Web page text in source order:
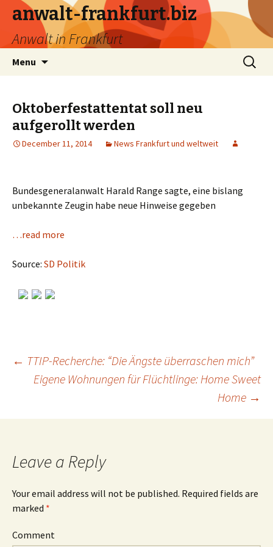
anwalt-frankfurt.biz
Anwalt in Frankfurt
Menu
Search
for:
Oktoberfestattentat soll neu
aufgerollt werden
December 11, 2014 News Frankfurt und weltweit
Bundesgeneralanwalt Harald Range sagte, eine bislang
unbekannte Zeugin habe neue Hinweise gegeben
…read more
Source: SD Politik
Post
navigation
← TTIP-Recherche: “Die Ängste überraschen mich”
Eigene Wohnungen für Flüchtlinge: Home Sweet
Home →
Leave a Reply
Your email address will not be published. Required fields are
marked *
Comment